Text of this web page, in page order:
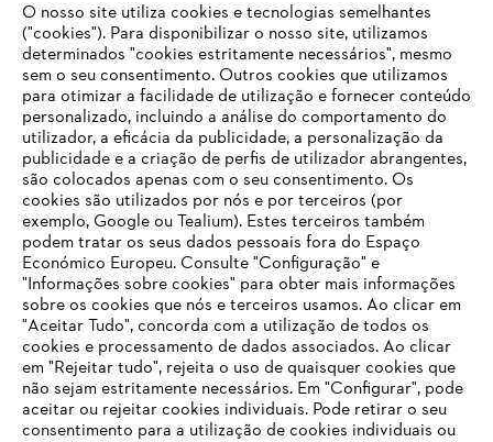
Opções de pagamento
Empresa
FAQs Loja Online
Contacto
O SEU NAVEGADOR NÃO SUPORTA
ESTE WEBSITE
Está utilizar um navegador que ainda não suportamos. Para
obter o melhor uso de nosso site, recomendamos que altere
O nosso site utiliza cookies e tecnologias semelhantes
("cookies"). Para disponibilizar o nosso site, utilizamos
determinados "cookies estritamente necessários", mesmo
sem o seu consentimento. Outros cookies que utilizamos
para otimizar a facilidade de utilização e fornecer conteúdo
personalizado, incluindo a análise do comportamento do
utilizador, a eficácia da publicidade, a personalização da
publicidade e a criação de perfis de utilizador abrangentes,
são colocados apenas com o seu consentimento. Os
cookies são utilizados por nós e por terceiros (por
exemplo, Google ou Tealium). Estes terceiros também
podem tratar os seus dados pessoais fora do Espaço
Económico Europeu. Consulte "Configuração" e
"Informações sobre cookies" para obter mais informações
sobre os cookies que nós e terceiros usamos. Ao clicar em
"Aceitar Tudo", concorda com a utilização de todos os
cookies e processamento de dados associados. Ao clicar
em "Rejeitar tudo", rejeita o uso de quaisquer cookies que
não sejam estritamente necessários. Em "Configurar", pode
aceitar ou rejeitar cookies individuais. Pode retirar o seu
consentimento para a utilização de cookies individuais ou